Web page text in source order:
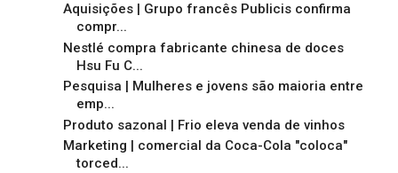
Aquisições | Grupo francês Publicis confirma
compr...
Nestlé compra fabricante chinesa de doces
Hsu Fu C...
Pesquisa | Mulheres e jovens são maioria entre
emp...
Produto sazonal | Frio eleva venda de vinhos
Marketing | comercial da Coca-Cola "coloca"
torced...